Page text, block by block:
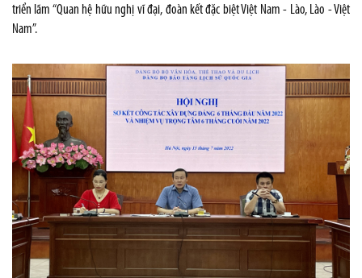
triển lãm “Quan hệ hữu nghị vĩ đại, đoàn kết đặc biệt Việt Nam - Lào, Lào - Việt
Nam”.